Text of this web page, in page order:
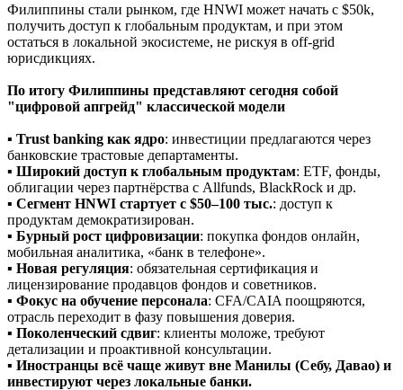
Филиппины стали рынком, где HNWI может начать с $50k,
получить доступ к глобальным продуктам, и при этом
остаться в локальной экосистеме, не рискуя в off-grid
юрисдикциях.
По итогу Филиппины представляют сегодня собой
"цифровой апгрейд" классической модели
▪️ Trust banking как ядро: инвестиции предлагаются через
банковские трастовые департаменты.
▪️ Широкий доступ к глобальным продуктам: ETF, фонды,
облигации через партнёрства с Allfunds, BlackRock и др.
▪️ Сегмент HNWI стартует с $50–100 тыс.: доступ к
продуктам демократизирован.
▪️ Бурный рост цифровизации: покупка фондов онлайн,
мобильная аналитика, «банк в телефоне».
▪️ Новая регуляция: обязательная сертификация и
лицензирование продавцов фондов и советников.
▪️ Фокус на обучение персонала: CFA/CAIA поощряются,
отрасль переходит в фазу повышения доверия.
▪️ Поколенческий сдвиг: клиенты моложе, требуют
детализации и проактивной консультации.
▪️ Иностранцы всё чаще живут вне Манилы (Себу, Давао) и
инвестируют через локальные банки.